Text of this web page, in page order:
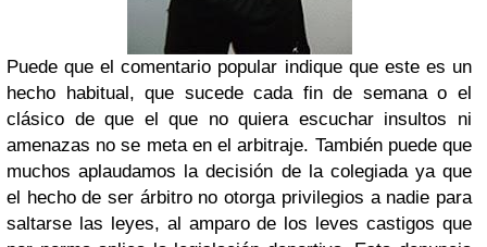
Puede que el comentario popular indique que este es un
hecho habitual, que sucede cada fin de semana o el
clásico de que el que no quiera escuchar insultos ni
amenazas no se meta en el arbitraje. También puede que
muchos aplaudamos la decisión de la colegiada ya que
el hecho de ser árbitro no otorga privilegios a nadie para
saltarse las leyes, al amparo de los leves castigos que